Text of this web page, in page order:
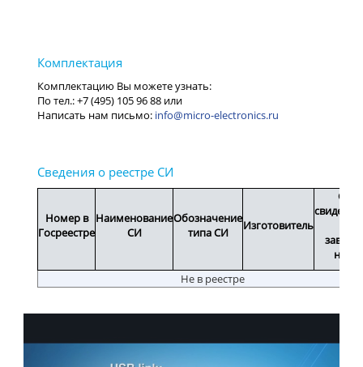
info@micro-electronics.ru
Номер в
Госреестре
Наименование
СИ
Обозначение
типа СИ
Изготовитель
Срок
Не в реестре